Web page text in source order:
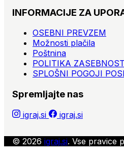
INFORMACIJE ZA
OSEBNI PREVZEM
Možnosti plačila
Poštnina
POLITIKA
SPLOŠNI POGOJI
Spremljajte nas
igraj.si igraj.si
© 2026 igraj.si. Vse pravice